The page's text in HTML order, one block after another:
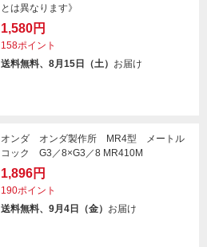
とは異なります》
1,580円
158ポイント
送料無料、8月15日（土） お届け
オンダ オンダ製作所 MR4型 メートル
コック G3／8×G3／8 MR410M
1,896円
190ポイント
送料無料、9月4日（金） お届け